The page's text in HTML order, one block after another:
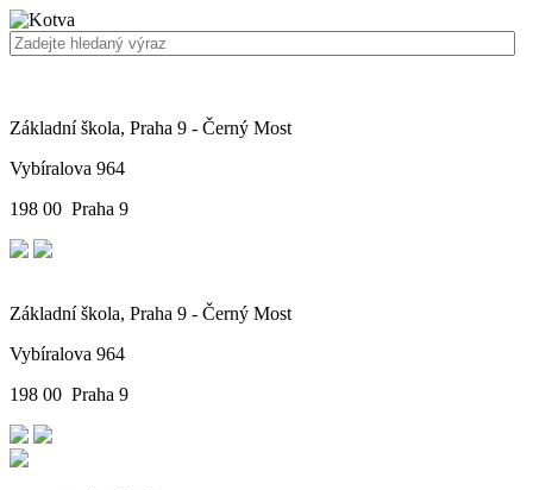
Základní škola, Praha 9 - Černý Most
Vybíralova 964
198 00 Praha 9
Základní škola, Praha 9 - Černý Most
Vybíralova 964
198 00 Praha 9